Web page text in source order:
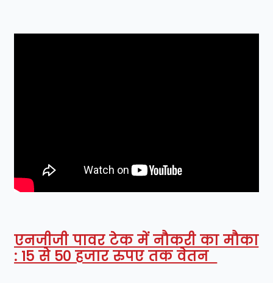
एनजीजी पावर टेक में नौकरी का मौका
: 15 से 50 हजार रुपए तक वेतन